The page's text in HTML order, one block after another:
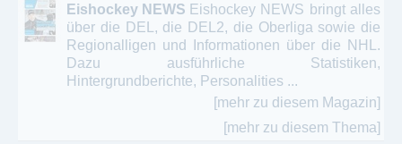
Eishockey NEWS Eishockey NEWS bringt alles
über die DEL, die DEL2, die Oberliga sowie die
Regionalligen und Informationen über die NHL.
Dazu ausführliche Statistiken,
Hintergrundberichte, Personalities ...
[mehr zu diesem Magazin]
[mehr zu diesem Thema]